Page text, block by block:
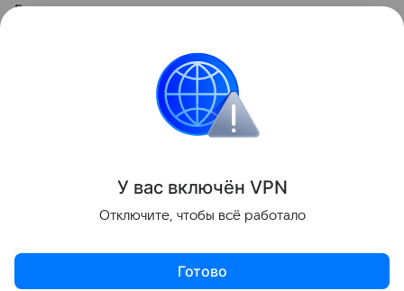
Ранее мырассказывалио предложении
астронавтов «Артемиды-3» на Луну.
Луна
Поделиться
У вас включён VPN
Отключите, чтобы всё работало
Готово